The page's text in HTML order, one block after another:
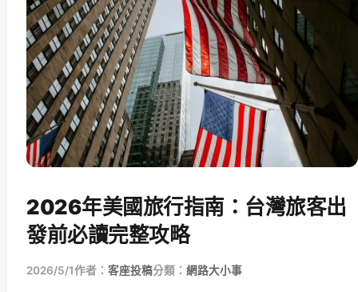
2026年美國旅行指南：台灣旅客出
發前必讀完整攻略
2026/5/1作者： 客座投稿分類： 網路大小事